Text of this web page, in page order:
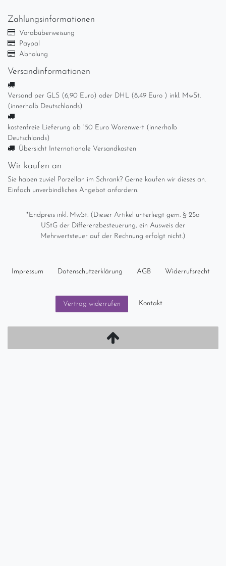
Zahlungsinformationen
Vorabüberweisung
Paypal
Abholung
Versandinformationen
Versand per GLS (6,90 Euro) oder DHL (8,49 Euro ) inkl. MwSt.
(innerhalb Deutschlands)
kostenfreie Lieferung ab 150 Euro Warenwert (innerhalb
Deutschlands)
Übersicht Internationale Versandkosten
Wir kaufen an
Sie haben zuviel Porzellan im Schrank? Gerne kaufen wir dieses an.
Einfach unverbindliches Angebot anfordern.
*Endpreis inkl. MwSt. (Dieser Artikel unterliegt gem. § 25a
UStG der Differenzbesteuerung, ein Ausweis der
Mehrwertsteuer auf der Rechnung erfolgt nicht.)
Impressum Daten­schutz­erklärung AGB Widerrufs­recht
Vertrag widerrufen Kontakt